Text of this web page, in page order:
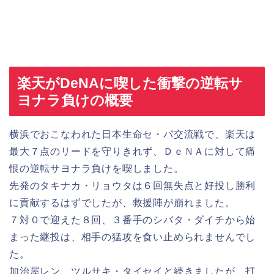
楽天がDeNAに喫した衝撃の逆転サ
ヨナラ負けの概要
横浜でおこなわれた日本生命セ・パ交流戦で、楽天は
最大７点のリードを守りきれず、ＤｅＮＡに対して痛
恨の逆転サヨナラ負けを喫しました。
先発のタキナカ・リョウタは６回無失点と好投し勝利
に貢献するはずでしたが、救援陣が崩れました。
７対０で迎えた８回、３番手のシバタ・ダイチから始
まった継投は、相手の猛攻を食い止められませんでし
た。
加治屋レン、ツルサキ・タイセイと続きましたが、打